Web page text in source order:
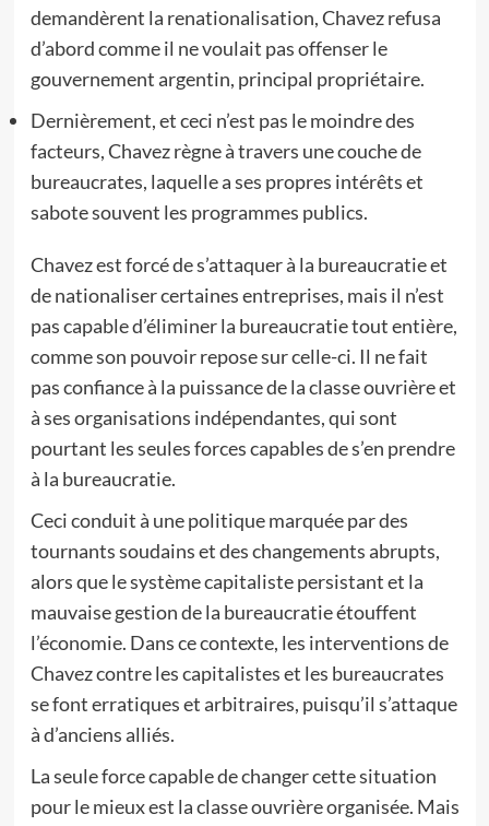
demandèrent la renationalisation, Chavez refusa
d’abord comme il ne voulait pas offenser le
gouvernement argentin, principal propriétaire.
Dernièrement, et ceci n’est pas le moindre des
facteurs, Chavez règne à travers une couche de
bureaucrates, laquelle a ses propres intérêts et
sabote souvent les programmes publics.
Chavez est forcé de s’attaquer à la bureaucratie et
de nationaliser certaines entreprises, mais il n’est
pas capable d’éliminer la bureaucratie tout entière,
comme son pouvoir repose sur celle-ci. Il ne fait
pas confiance à la puissance de la classe ouvrière et
à ses organisations indépendantes, qui sont
pourtant les seules forces capables de s’en prendre
à la bureaucratie.
Ceci conduit à une politique marquée par des
tournants soudains et des changements abrupts,
alors que le système capitaliste persistant et la
mauvaise gestion de la bureaucratie étouffent
l’économie. Dans ce contexte, les interventions de
Chavez contre les capitalistes et les bureaucrates
se font erratiques et arbitraires, puisqu’il s’attaque
à d’anciens alliés.
La seule force capable de changer cette situation
pour le mieux est la classe ouvrière organisée. Mais